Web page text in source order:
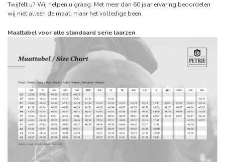
Twijfelt u? Wij helpen u graag. Met meer dan 60 jaar ervaring beoordelen
wij niet alleen de maat, maar het volledige been.
Maattabel voor alle standaard serie laarzen